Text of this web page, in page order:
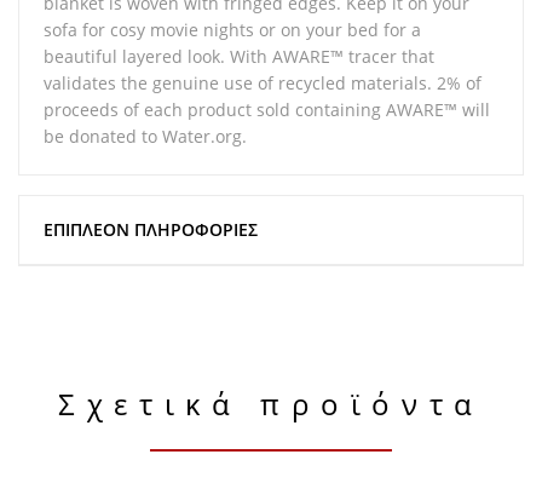
sofa for cosy movie nights or on your bed for a
beautiful layered look. With AWARE™ tracer that
validates the genuine use of recycled materials. 2% of
proceeds of each product sold containing AWARE™ will
be donated to Water.org.
ΕΠΙΠΛΈΟΝ ΠΛΗΡΟΦΟΡΊΕΣ
Σχετικά προϊόντα